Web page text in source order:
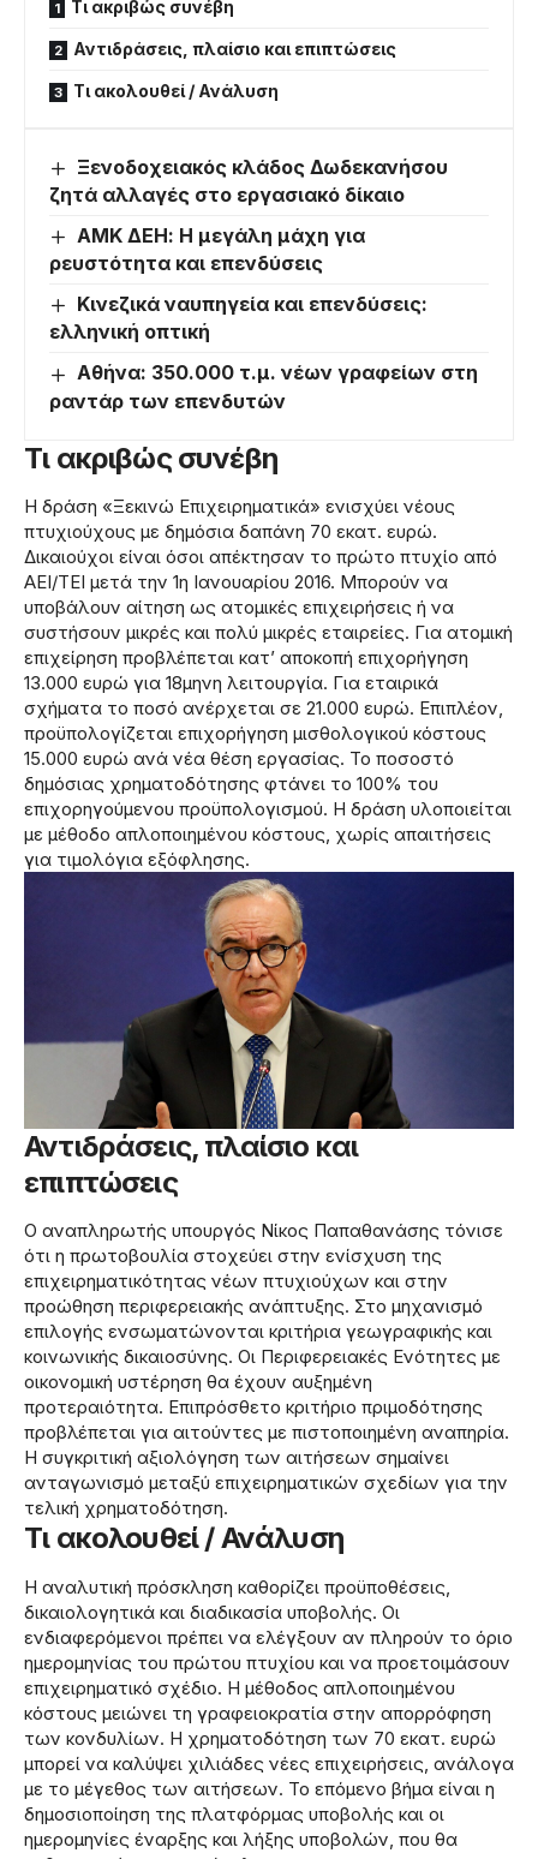
Τι ακριβώς συνέβη
Αντιδράσεις, πλαίσιο και επιπτώσεις
Τι ακολουθεί / Ανάλυση
Ξενοδοχειακός κλάδος Δωδεκανήσου
ζητά αλλαγές στο εργασιακό δίκαιο
ΑΜΚ ΔΕΗ: Η μεγάλη μάχη για
ρευστότητα και επενδύσεις
Κινεζικά ναυπηγεία και επενδύσεις:
ελληνική οπτική
Αθήνα: 350.000 τ.μ. νέων γραφείων στη
ραντάρ των επενδυτών
Τι ακριβώς συνέβη
Η δράση «Ξεκινώ Επιχειρηματικά» ενισχύει νέους
πτυχιούχους με δημόσια δαπάνη 70 εκατ. ευρώ.
Δικαιούχοι είναι όσοι απέκτησαν το πρώτο πτυχίο από
ΑΕΙ/ΤΕΙ μετά την 1η Ιανουαρίου 2016. Μπορούν να
υποβάλουν αίτηση ως ατομικές επιχειρήσεις ή να
συστήσουν μικρές και πολύ μικρές εταιρείες. Για ατομική
επιχείρηση προβλέπεται κατ’ αποκοπή επιχορήγηση
13.000 ευρώ για 18μηνη λειτουργία. Για εταιρικά
σχήματα το ποσό ανέρχεται σε 21.000 ευρώ. Επιπλέον,
προϋπολογίζεται επιχορήγηση μισθολογικού κόστους
15.000 ευρώ ανά νέα θέση εργασίας. Το ποσοστό
δημόσιας χρηματοδότησης φτάνει το 100% του
επιχορηγούμενου προϋπολογισμού. Η δράση υλοποιείται
με μέθοδο απλοποιημένου κόστους, χωρίς απαιτήσεις
για τιμολόγια εξόφλησης.
Αντιδράσεις, πλαίσιο και
επιπτώσεις
Ο αναπληρωτής υπουργός Νίκος Παπαθανάσης τόνισε
ότι η πρωτοβουλία στοχεύει στην ενίσχυση της
επιχειρηματικότητας νέων πτυχιούχων και στην
προώθηση περιφερειακής ανάπτυξης. Στο μηχανισμό
επιλογής ενσωματώνονται κριτήρια γεωγραφικής και
κοινωνικής δικαιοσύνης. Οι Περιφερειακές Ενότητες με
οικονομική υστέρηση θα έχουν αυξημένη
προτεραιότητα. Επιπρόσθετο κριτήριο πριμοδότησης
προβλέπεται για αιτούντες με πιστοποιημένη αναπηρία.
Η συγκριτική αξιολόγηση των αιτήσεων σημαίνει
ανταγωνισμό μεταξύ επιχειρηματικών σχεδίων για την
τελική χρηματοδότηση.
Τι ακολουθεί / Ανάλυση
Η αναλυτική πρόσκληση καθορίζει προϋποθέσεις,
δικαιολογητικά και διαδικασία υποβολής. Οι
ενδιαφερόμενοι πρέπει να ελέγξουν αν πληρούν το όριο
ημερομηνίας του πρώτου πτυχίου και να προετοιμάσουν
επιχειρηματικό σχέδιο. Η μέθοδος απλοποιημένου
κόστους μειώνει τη γραφειοκρατία στην απορρόφηση
των κονδυλίων. Η χρηματοδότηση των 70 εκατ. ευρώ
μπορεί να καλύψει χιλιάδες νέες επιχειρήσεις, ανάλογα
με το μέγεθος των αιτήσεων. Το επόμενο βήμα είναι η
δημοσιοποίηση της πλατφόρμας υποβολής και οι
ημερομηνίες έναρξης και λήξης υποβολών, που θα